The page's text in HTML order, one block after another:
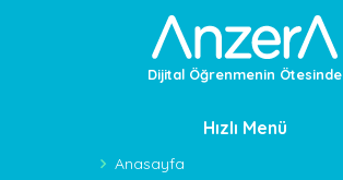
Dijital Öğrenmenin Ötesinde
Hızlı Menü
Anasayfa